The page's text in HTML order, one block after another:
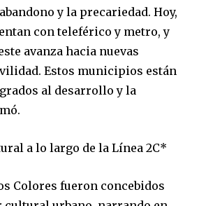
y la precariedad. Hoy,
con teleférico y metro, y
avanza hacia nuevas
Estos municipios están
al desarrollo y la
a lo largo de la Línea 2C*
Colores fueron concebidos